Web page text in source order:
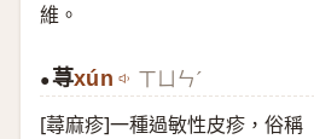
維。
●荨xún ㄒㄩㄣˊ
[蕁麻疹]一種過敏性皮疹，俗稱